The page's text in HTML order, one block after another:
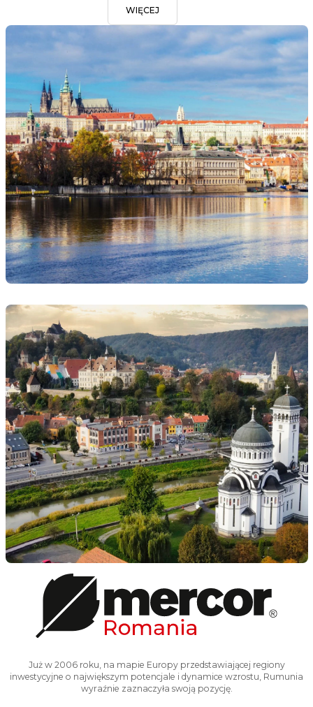
WIĘCEJ
Już w 2006 roku, na mapie Europy przedstawiającej regiony
inwestycyjne o największym potencjale i dynamice wzrostu, Rumunia
wyraźnie zaznaczyła swoją pozycję.